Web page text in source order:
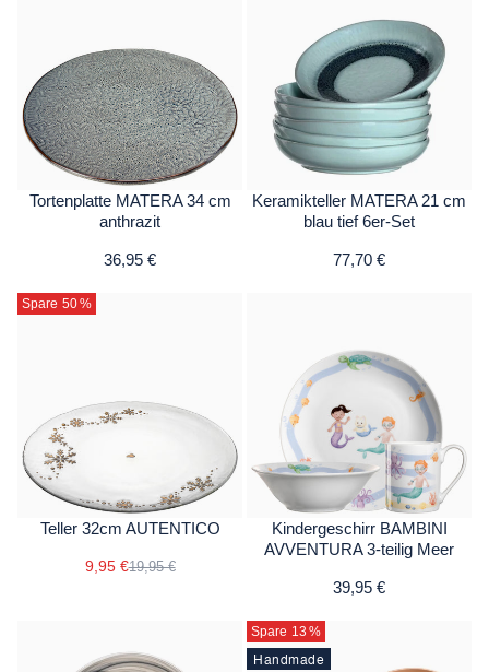
Tortenplatte MATERA 34 cm
anthrazit
36,95 €
Keramikteller MATERA 21 cm
blau tief 6er-Set
77,70 €
Spare 50%
Teller 32cm AUTENTICO
9,95 €19,95 €
Kindergeschirr BAMBINI
AVVENTURA 3-teilig Meer
39,95 €
Spare 13 %
Handmade